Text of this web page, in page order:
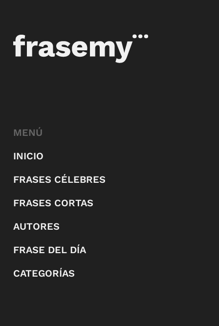
MENÚ
INICIO
FRASES CÉLEBRES
FRASES CORTAS
AUTORES
FRASE DEL DÍA
CATEGORÍAS